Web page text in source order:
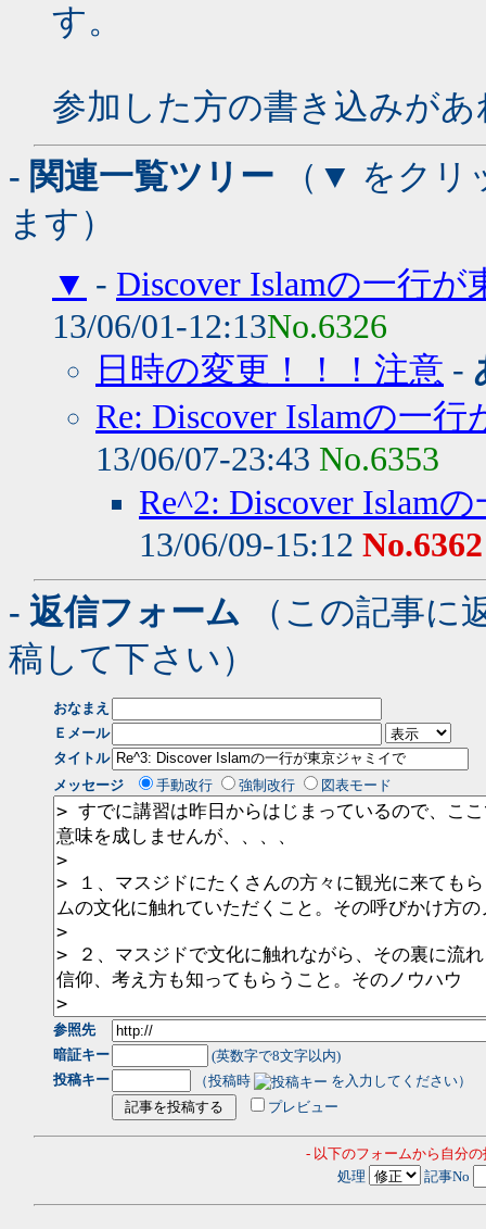
す。
参加した方の書き込みが
- 関連一覧ツリー （▼ をクリ
ます）
▼ - Discover Islamの一行
13/06/01-12:13No.6326
日時の変更！！！注意 -
Re: Discover Islamの一
13/06/07-23:43 No.6353
Re^2: Discover Islam
13/06/09-15:12 No.6362
- 返信フォーム （この記事に
稿して下さい）
おなまえ
Ｅメール
タイトル
メッセージ
手動改行 強制改行 図表モード
参照先
暗証キー
(英数字で8文字以内)
投稿キー
（投稿時
を入力してください）
プレビュー
- 以下のフォームから自分
処理
記事No